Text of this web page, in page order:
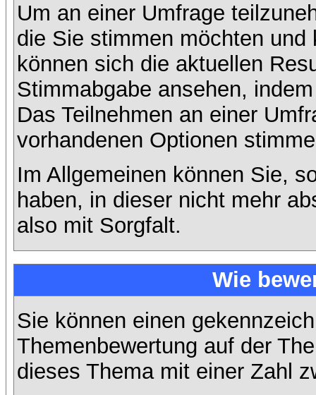
Um an einer Umfrage
die Sie stimmen möchten
können sich die aktuellen
Stimmabgabe ansehen,
Das Teilnehmen an einer
vorhandenen Optionen
Im Allgemeinen können Sie,
haben, in dieser nicht mehr
also mit Sorgfalt.
Wie
Sie können einen
Themenbewertung auf der
dieses Thema mit einer Zahl